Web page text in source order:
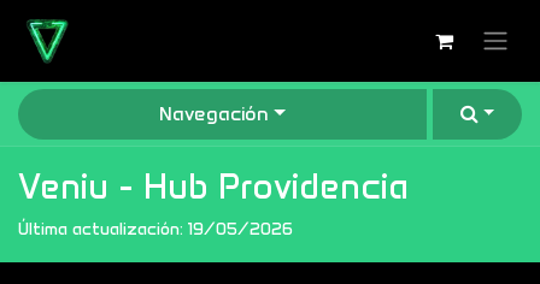
Navegación
Veniu - Hub Providencia
Última actualización: 19/05/2026